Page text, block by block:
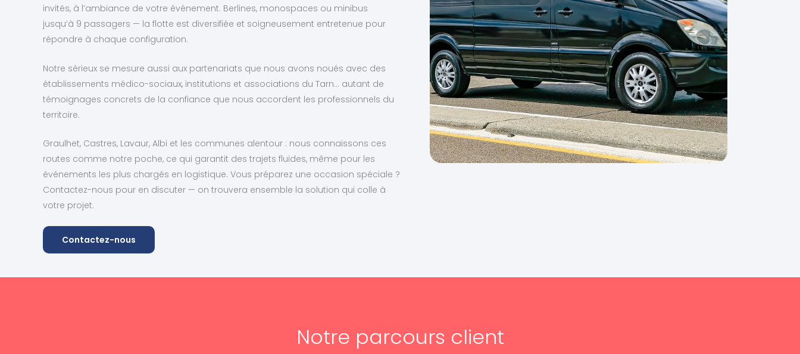
invités, à l’ambiance de votre événement. Berlines, monospaces ou minibus
jusqu’à 9 passagers — la flotte est diversifiée et soigneusement entretenue pour
répondre à chaque configuration.
Notre sérieux se mesure aussi aux partenariats que nous avons noués avec des
établissements médico-sociaux, institutions et associations du Tarn… autant de
témoignages concrets de la confiance que nous accordent les professionnels du
territoire.
Graulhet, Castres, Lavaur, Albi et les communes alentour : nous connaissons ces
routes comme notre poche, ce qui garantit des trajets fluides, même pour les
événements les plus chargés en logistique. Vous préparez une occasion spéciale ?
Contactez-nous pour en discuter — on trouvera ensemble la solution qui colle à
votre projet.
Contactez-nous
Notre parcours client